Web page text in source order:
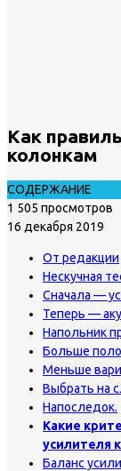
Как
колонкам
СОДЕРЖАНИЕ
1 505 просмотров
16 декабря 2019
От редакции
Нескучная
Сначала —
Теперь —
Напольник
Больше
Меньше
Выбрать на
Напоследок.
Какие
усилителя
Баланс